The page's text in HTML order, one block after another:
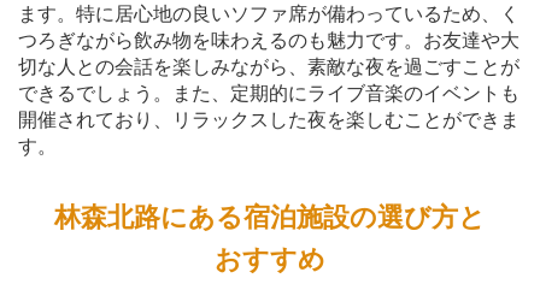
ます。特に居心地の良いソファ席が備わっているため、く
つろぎながら飲み物を味わえるのも魅力です。お友達や大
切な人との会話を楽しみながら、素敵な夜を過ごすことが
できるでしょう。また、定期的にライブ音楽のイベントも
開催されており、リラックスした夜を楽しむことができま
す。
林森北路にある宿泊施設の選び方と
おすすめ